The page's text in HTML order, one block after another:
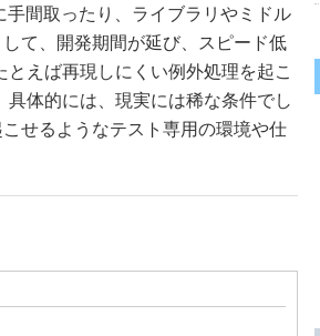
間取ったり、ライブラリやミドル
て、開発期間が延び、スピード低
えば再現しにくい例外処理を起こ
体的には、現実には稀な条件でし
せるようなテスト専用の環境や仕